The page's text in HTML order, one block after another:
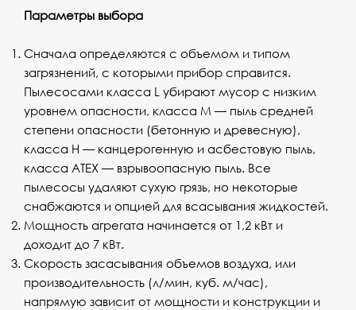
Параметры выбора
Сначала определяются с объемом и типом
загрязнений, с которыми прибор справится.
Пылесосами класса L убирают мусор с низким
уровнем опасности, класса М — пыль средней
степени опасности (бетонную и древесную),
класса Н — канцерогенную и асбестовую пыль,
класса ATEX — взрывоопасную пыль. Все
пылесосы удаляют сухую грязь, но некоторые
снабжаются и опцией для всасывания жидкостей.
Мощность агрегата начинается от 1,2 кВт и
доходит до 7 кВт.
Скорость засасывания объемов воздуха, или
производительность (л/мин, куб. м/час),
напрямую зависит от мощности и конструкции и